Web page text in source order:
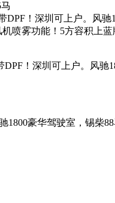
DPF！深圳可上户。风
喷雾功能！5方容积上
！深圳可上户。风驰
1800豪华驾驶室，锡柴